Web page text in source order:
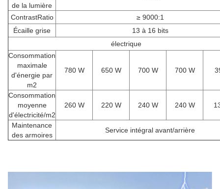
de la lumière
ContrastRatio
≥ 9000:1
Écaille grise
13 à 16 bits
électrique
Consommation
maximale
d'énergie par
m2
780 W 650 W 700 W 700 W
Consommation
moyenne
d'électricité/m2
260 W 220 W 240 W 240 W
Maintenance
des armoires
Service intégral avant/arrière